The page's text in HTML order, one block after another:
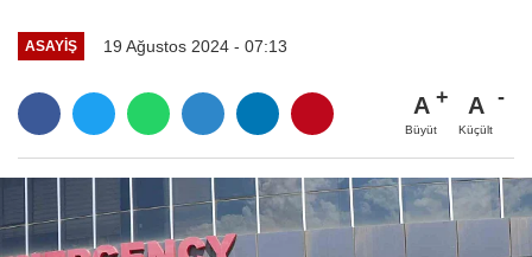
ASAYIŞ 19 Ağustos 2024 - 07:13
A
Büyüt
A
Küçült